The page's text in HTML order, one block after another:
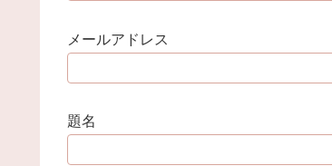
メールアドレス
題名